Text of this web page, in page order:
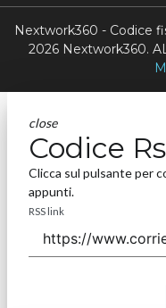
Nextwork360 - Codice
2026 Nextwork360.
close
Codice
Clicca sul pulsante per
appunti.
RSS link